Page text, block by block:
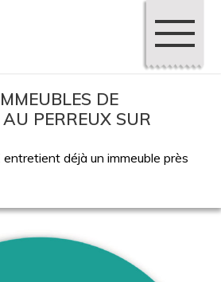
DE
PERREUX SUR
déjà un immeuble près